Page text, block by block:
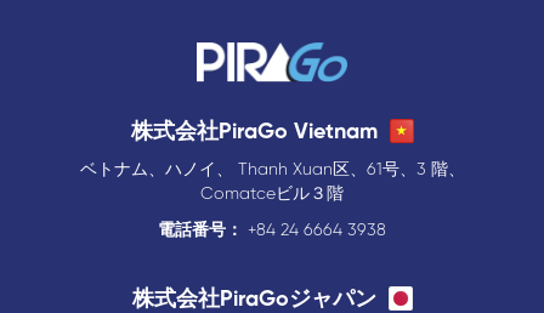
株式会社PiraGo Vietnam
ベトナム、ハノイ、 Thanh Xuan区、61号、3 階、
Comatceビル３階
電話番号：
+84 24 6664 3938
株式会社PiraGoジャパン